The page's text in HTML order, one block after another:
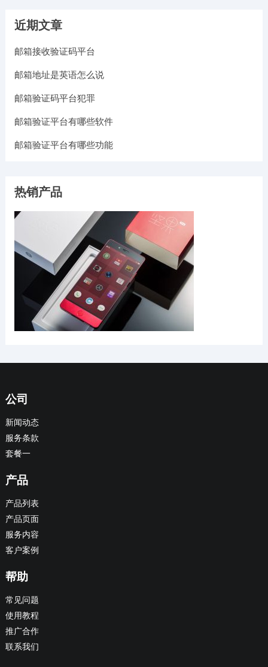
近期文章
邮箱接收验证码平台
邮箱地址是英语怎么说
邮箱验证码平台犯罪
邮箱验证平台有哪些软件
邮箱验证平台有哪些功能
热销产品
公司
新闻动态
服务条款
套餐一
产品
产品列表
产品页面
服务内容
客户案例
帮助
常见问题
使用教程
推广合作
联系我们